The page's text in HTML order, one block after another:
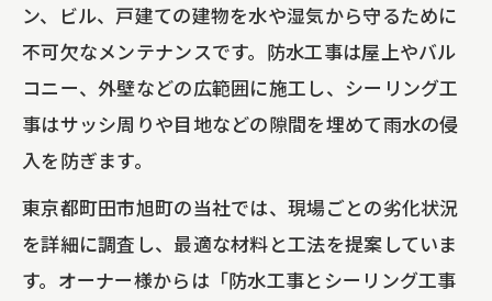
ン、ビル、戸建ての建物を水や湿気から守るために
不可欠なメンテナンスです。防水工事は屋上やバル
コニー、外壁などの広範囲に施工し、シーリング工
事はサッシ周りや目地などの隙間を埋めて雨水の侵
入を防ぎます。
東京都町田市旭町の当社では、現場ごとの劣化状況
を詳細に調査し、最適な材料と工法を提案していま
す。オーナー様からは「防水工事とシーリング工事